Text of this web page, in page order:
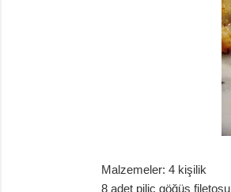
Malzemeler: 4 kişilik
8 adet piliç göğüs filetosu